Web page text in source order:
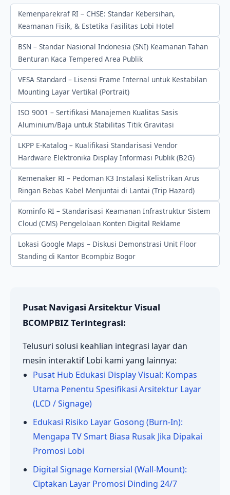
Kemenparekraf RI – CHSE: Standar Kebersihan,
Keamanan Fisik, & Estetika Fasilitas Lobi Hotel
BSN – Standar Nasional Indonesia (SNI) Keamanan Tahan
Benturan Kaca Tempered Area Publik
VESA Standard – Lisensi Frame Internal untuk Kestabilan
Mounting Layar Vertikal (Portrait)
ISO 9001 – Sertifikasi Manajemen Kualitas Sasis
Aluminium/Baja untuk Stabilitas Titik Gravitasi
LKPP E-Katalog – Kualifikasi Standarisasi Vendor
Hardware Elektronika Display Informasi Publik (B2G)
Kemenaker RI – Pedoman K3 Instalasi Kelistrikan Arus
Ringan Bebas Kabel Menjuntai di Lantai (Trip Hazard)
Kominfo RI – Standarisasi Keamanan Infrastruktur Sistem
Cloud (CMS) Pengelolaan Konten Digital Reklame
Lokasi Google Maps – Diskusi Demonstrasi Unit Floor
Standing di Kantor Bcompbiz Bogor
Pusat Navigasi Arsitektur Visual
BCOMPBIZ Terintegrasi:
Telusuri solusi keahlian integrasi layar dan
mesin interaktif Lobi kami yang lainnya:
Pusat Hub Edukasi Display Visual: Kompas
Utama Penentu Spesifikasi Arsitektur Layar
(LCD / Signage)
Edukasi Risiko Layar Gosong (Burn-In):
Mengapa TV Smart Biasa Rusak Jika Dipakai
Promosi Lobi
Digital Signage Komersial (Wall-Mount):
Ciptakan Layar Promosi Dinding 24/7